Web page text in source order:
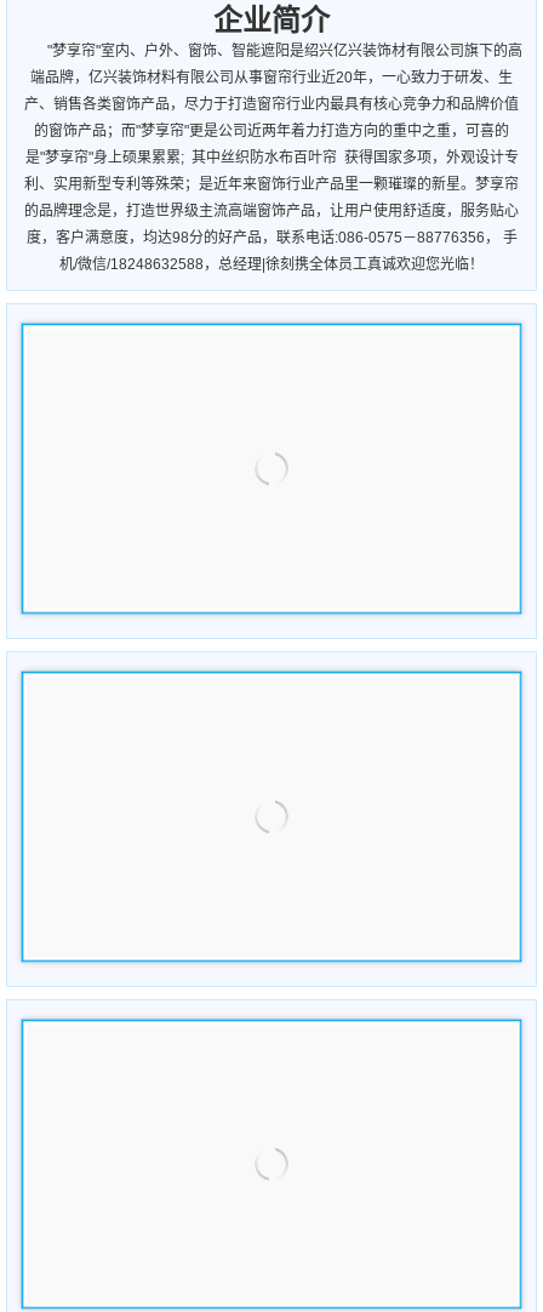
企业简介
"梦享帘"室内、户外、窗饰、智能遮阳是绍兴亿兴装饰材有限公司旗下的高
端品牌，亿兴装饰材料有限公司从事窗帘行业近20年，一心致力于研发、生
产、销售各类窗饰产品，尽力于打造窗帘行业内最具有核心竞争力和品牌价值
的窗饰产品；而"梦享帘"更是公司近两年着力打造方向的重中之重，可喜的
是"梦享帘"身上硕果累累; 其中丝织防水布百叶帘 获得国家多项，外观设计专
利、实用新型专利等殊荣；是近年来窗饰行业产品里一颗璀璨的新星。梦享帘
的品牌理念是，打造世界级主流高端窗饰产品，让用户使用舒适度，服务贴心